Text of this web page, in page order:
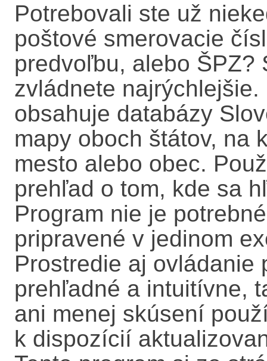
Potrebovali ste už
poštové smerovacie
predvoľbu, alebo ŠPZ?
zvládnete
obsahuje databázy
mapy oboch štátov, na
mesto alebo obec.
prehľad o tom, kde sa
Program nie je
pripravené v jedinom
Prostredie aj ovládanie
prehľadné a intuitívne,
ani menej skúsení
k dispozícií